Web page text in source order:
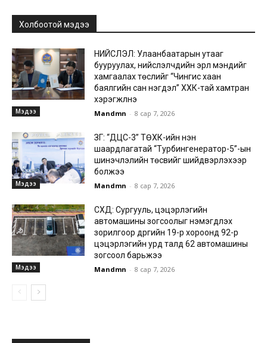
Холбоотой мэдээ
Мэдээ
НИЙСЛЭЛ: Улаанбаатарын утааг
бууруулах, нийслэлчүүдийн эрүүл мэндийг
хамгаалах төслийг “Чингис хаан
баялгийн сан нэгдэл” ХХК-тай хамтран
хэрэгжүүлнэ
Mandmn - 8 сар 7, 2026
Мэдээ
ЗГ: “ДЦС-3” ТӨХК-ийн нэн
шаардлагатай “Турбингенератор-5”-ын
шинэчлэлийн төсвийг шийдвэрлэхээр
болжээ
Mandmn - 8 сар 7, 2026
Мэдээ
СХД: Сургууль, цэцэрлэгийн
автомашины зогсоолыг нэмэгдүүлэх
зорилгоор дүүргийн 19-р хороонд 92-р
цэцэрлэгийн урд талд 62 автомашины
зогсоол барьжээ
Mandmn - 8 сар 7, 2026